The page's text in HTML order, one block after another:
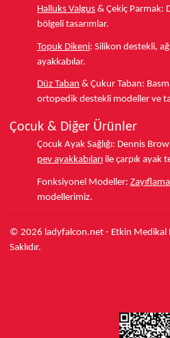
Halluks Valgus & Çekiç Parmak:
bölgeli tasarımlar.
Topuk Dikeni: Silikon destekli,
ayakkabılar.
Düz Taban & Çukur Taban:
ortopedik destekli modeller ve
Çocuk & Diğer Ürünler
Çocuk Ayak Sağlığı: Dennis
pev ayakkabıları ile çarpık ayak
Fonksiyonel Modeller:
modellerimiz.
© 2026 ladyfalcon.net - Etkin Medikal
Saklıdır.